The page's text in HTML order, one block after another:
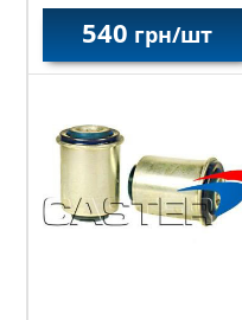
540 грн/шт